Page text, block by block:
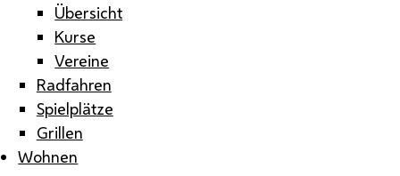
Übersicht
Kurse
Vereine
Radfahren
Spielplätze
Grillen
Wohnen